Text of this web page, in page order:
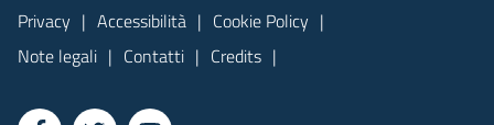
Privacy Accessibilità
Cookie Policy
Note legali
Contatti Credits